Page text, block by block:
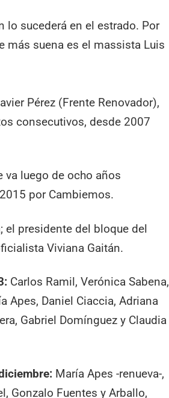
lo sucederá en el estrado. Por
más suena es el massista Luis
Pérez (Frente Renovador),
consecutivos, desde 2007
va luego de ocho años
por Cambiemos.
el presidente del bloque del
Viviana Gaitán.
Carlos Ramil, Verónica Sabena,
Apes, Daniel Ciaccia, Adriana
Gabriel Domínguez y Claudia
María Apes -renueva-,
Gonzalo Fuentes y Arballo,